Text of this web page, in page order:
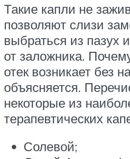
Такие капли не
позволяют слизи
выбраться из пазух
от заложника.
отек возникает без
объясняется.
некоторые из
терапевтических
Солевой;